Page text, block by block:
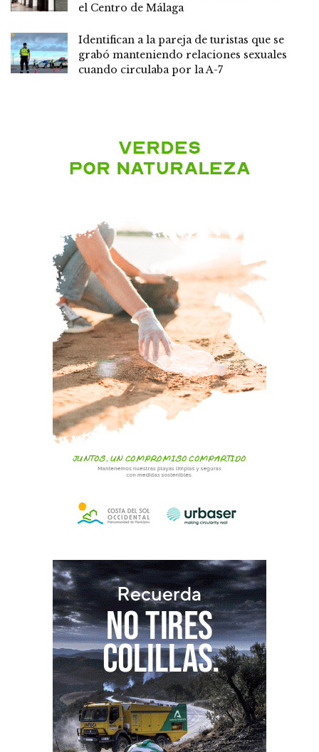
el Centro de Málaga
Identifican a la pareja de turistas que se
grabó manteniendo relaciones sexuales
cuando circulaba por la A-7